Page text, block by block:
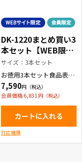
DK-1220まとめ買い3
本セット【WEB限定
商品】
サイズ：3本セット
お徳用3本セット食品表示
ラベル
7,590
会員価格 6,831
カートに入れる
対応機種